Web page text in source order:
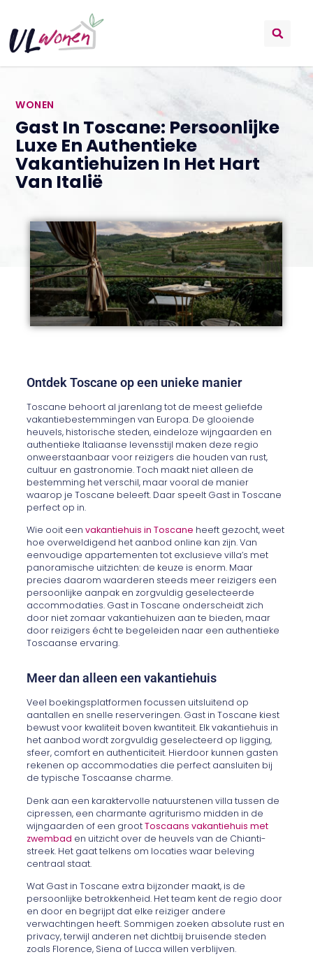
WONEN
Gast In Toscane: Persoonlijke
Luxe En Authentieke
Vakantiehuizen In Het Hart
Van Italië
Ontdek Toscane op een unieke manier
Toscane behoort al jarenlang tot de meest geliefde
vakantiebestemmingen van Europa. De glooiende
heuvels, historische steden, eindeloze wijngaarden en
authentieke Italiaanse levensstijl maken deze regio
onweerstaanbaar voor reizigers die houden van rust,
cultuur en gastronomie. Toch maakt niet alleen de
bestemming het verschil, maar vooral de manier
waarop je Toscane beleeft. Daar speelt Gast in Toscane
perfect op in.
Wie ooit eenvakantiehuis in Toscane heeft gezocht, weet
hoe overweldigend het aanbod online kan zijn. Van
eenvoudige appartementen tot exclusieve villa’s met
panoramische uitzichten: de keuze is enorm. Maar
precies daarom waarderen steeds meer reizigers een
persoonlijke aanpak en zorgvuldig geselecteerde
accommodaties. Gast in Toscane onderscheidt zich
door niet zomaar vakantiehuizen aan te bieden, maar
door reizigers écht te begeleiden naar een authentieke
Toscaanse ervaring.
Meer dan alleen een vakantiehuis
Veel boekingsplatformen focussen uitsluitend op
aantallen en snelle reserveringen. Gast in Toscane kiest
bewust voor kwaliteit boven kwantiteit. Elk vakantiehuis in
het aanbod wordt zorgvuldig geselecteerd op ligging,
sfeer, comfort en authenticiteit. Hierdoor kunnen gasten
rekenen op accommodaties die perfect aansluiten bij
de typische Toscaanse charme.
Denk aan een karaktervolle natuurstenen villa tussen de
cipressen, een charmante agriturismo midden in de
wijngaarden of een grootToscaans vakantiehuis met
zwembad en uitzicht over de heuvels van de Chianti-
streek. Het gaat telkens om locaties waar beleving
centraal staat.
Wat Gast in Toscane extra bijzonder maakt, is de
persoonlijke betrokkenheid. Het team kent de regio door
en door en begrijpt dat elke reiziger andere
verwachtingen heeft. Sommigen zoeken absolute rust en
privacy, terwijl anderen net dichtbij bruisende steden
zoals Florence, Siena of Lucca willen verblijven.